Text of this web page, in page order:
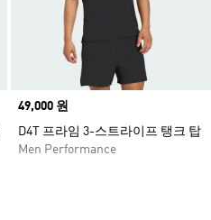
Price
49,000 원
D4T 프라임 3-스트라이프 탱크 탑
Men Performance